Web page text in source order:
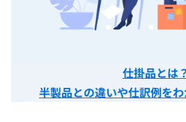
仕掛品とは？
半製品との違いや仕訳例を